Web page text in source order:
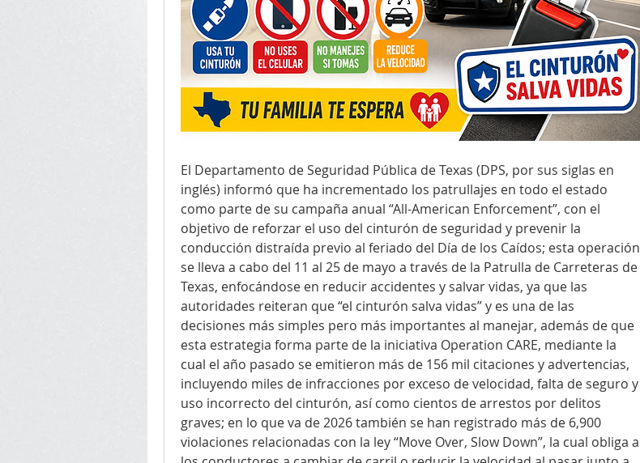
El Departamento de Seguridad Pública de Texas (DPS, por sus siglas en
inglés) informó que ha incrementado los patrullajes en todo el estado
como parte de su campaña anual “All-American Enforcement”, con el
objetivo de reforzar el uso del cinturón de seguridad y prevenir la
conducción distraída previo al feriado del Día de los Caídos; esta operación
se lleva a cabo del 11 al 25 de mayo a través de la Patrulla de Carreteras de
Texas, enfocándose en reducir accidentes y salvar vidas, ya que las
autoridades reiteran que “el cinturón salva vidas” y es una de las
decisiones más simples pero más importantes al manejar, además de que
esta estrategia forma parte de la iniciativa Operation CARE, mediante la
cual el año pasado se emitieron más de 156 mil citaciones y advertencias,
incluyendo miles de infracciones por exceso de velocidad, falta de seguro y
uso incorrecto del cinturón, así como cientos de arrestos por delitos
graves; en lo que va de 2026 también se han registrado más de 6,900
violaciones relacionadas con la ley “Move Over, Slow Down”, la cual obliga a